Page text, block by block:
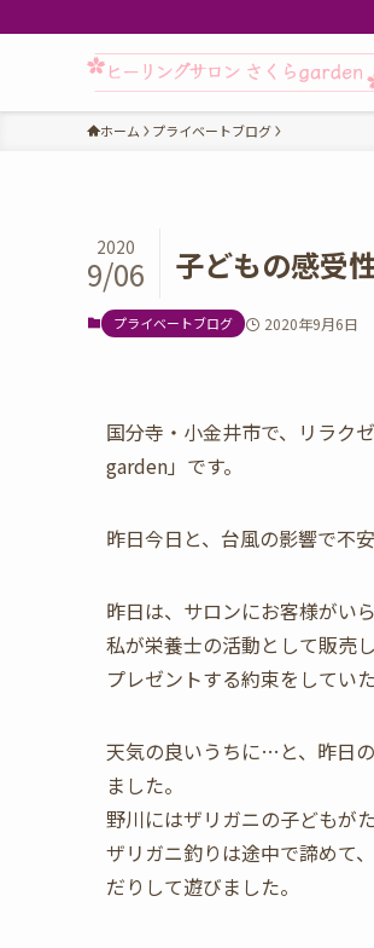
ホーム プライベートブログ
子どもの感受
2020
9/06
プライベートブログ 2020年9月6日
国分寺・小金井市で、リラク
garden」です。
昨日今日と、台風の影響で不
昨日は、サロンにお客様がい
私が栄養士の活動として販売
プレゼントする約束をしてい
天気の良いうちに…と、昨日
ました。
野川にはザリガニの子どもが
ザリガニ釣りは途中で諦めて
だりして遊びました。